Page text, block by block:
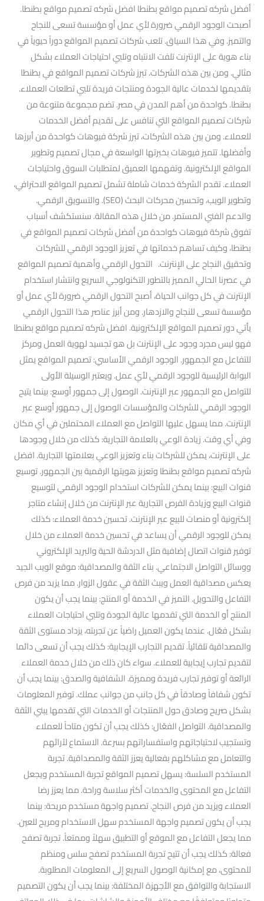
أفضل شركه تصميم مواقع بطنطا افضل شركه تصميم مواقع بطنطا.
أصبحت الوجود الرقمي ضرورة لأي عمل أو مؤسسة تسعى للنجاح
والتميز. وفي هذا السياق. تلعب شركات تصميم المواقع دوراً حيوياً في
بناء هوية على الإنترنت تلفت الانتباه وتلبي احتياجات العملاء بشكل
مثالي. ومن بين هذه الشركات. تبرز شركات تصميم المواقع في بطنطا
بتقديمها لخدمات عالية الجودة ومنتجات فريدة تلبي تطلعات العملاء.
بطنطا. كواحدة من أهم المدن في مصر. تضم مجموعة متنوعة من
شركات تصميم المواقع التي تنافس على تقديم أفضل الخدمات
للعملاء. ومن بين هذه الشركات، تبرز شركة فيوهات كواحدة من أبرزها
وأفضلها. تتميز فيوهات بخبرتها الواسعة في مجال تصميم وتطوير
المواقع الإلكترونية. وتفهمها العميق لمتطلبات السوق واحتياجات
العملاء. تقدم الشركة خدمات شاملة تشمل تصميم المواقع الاحترافي،
وتطوير الويب، وتحسين محركات البحث (SEO). والتسويق الرقمي.
والدعم الفني المستمر. من خلال هذه المقالة. سنستكشف أسباب
تفوق شركة فيوهات كواحدة من أفضل شركات تصميم المواقع في
بطنطا، وكيف تساهم خدماتها في تعزيز الوجود الرقمي للشركات
وتحقيق النجاح على الإنترنت. التحول الرقمي وأهمية تصميم المواقع
في عصرنا الحالي المميز بالتطور التكنولوجي السريع وانتشار استخدام
الإنترنت في كل جوانب الحياة، أصبح التحول الرقمي ضرورة لأي عمل أو
مؤسسة تسعى للنجاح والازدهار. ومن أبرز عناصر هذا التحول الرقمي
يأتي دور تصميم المواقع الإلكترونية. افضل شركه تصميم مواقع بطنطا
فهو ليس مجرد وجود على الإنترنت بل هو تجسيد لهوية العمل ومركز
للتفاعل مع الجمهور. الوجود الرقمي الأساسي: تصميم المواقع يمثل
البوابة الرئيسية للوجود الرقمي لأي عمل. ويعتبر الوسيلة الأولى
للتواصل مع الجمهور عبر الإنترنت. الوصول إلى جمهور أوسع: بينما يتيح
الوجود الرقمي للشركات والمؤسسات الوصول إلى جمهور أوسع عبر
الإنترنت. مما يسهل عليها التواصل مع العملاء المحتملين في أي مكان
وفي أي وقت. زيادة الوعي بالعلامة التجارية: كذلك من خلال وجودها
على الإنترنت، يمكن للشركات بناء وتعزيز الوعي بعلامتها التجارية. افضل
شركه تصميم مواقع بطنطا وتعزيز هويتها الرقمية بين الجمهور. توسيع
قنوات البيع: بينما يمكن للشركات استخدام الوجود الرقمي لتوسيع
قنوات البيع وزيادة الفرص التجارية عبر الإنترنت من خلال إنشاء متاجر
إلكترونية أو منصات للبيع عبر الإنترنت. تحسين خدمة العملاء: كذلك
يمكن للوجود الرقمي أن يساعد في تحسين خدمة العملاء من خلال
توفير قنوات اتصال إضافية مثل الدردشة الحية والبريد الإلكتروني
ووسائل التواصل الاجتماعي. بناء الثقة والمصداقية: موقع الويب الجيد
يعكس مصداقية العمل ويبث الثقة في عقول الزوار. مما يزيد من فرص
التفاعل والتحويل. التميز في الخدمة أو المنتج: بينما يجب أن يكون
المنتج أو الخدمة التي تقدمها عالية الجودة وتلبي احتياجات العملاء
بشكل فعّال. عندما يكون العميل راضياً عن تجربته، يزداد مستوى الثقة
والمصداقية تلقائياً. تقديم التجارب الإيجابية: كذلك يجب أن تسعى دائما
لتقديم تجارب إيجابية للعملاء. سواء كان ذلك من خلال خدمة العملاء
الرائعة أو توفير تجارب فريدة ومميزة. الشفافية والصدق: بينما يجب أن
تكون شفافاً وصادقاً في كل جانب من جوانب عملك. توفير المعلومات
بشكل صريح وصادق حول المنتجات أو الخدمات التي تقدمها يبني الثقة
والمصداقية. التواصل الفعّال: كذلك يجب أن تكون متاحاً للعملاء
وتستجيب لاحتياجاتهم واستفساراتهم بسرعة. الاستماع لآرائهم
والتعامل مع مشاكلهم بفعالية يعزز الثقة والمصداقية. تجربة
المستخدم السلسة: يسهل تصميم المواقع تجربة المستخدم ويجعل
التفاعل مع المحتوى والخدمات أكثر سلاسة وراحة. مما يعزز رضا
العملاء ويزيد من فرص النجاح. تصميم واجهة مستخدم مريحة: بينما
يجب أن يكون تصميم واجهة المستخدم سهل الاستخدام ومريح للعين.
مما يجعل التفاعل مع الموقع أو التطبيق سهلاً وممتعاً. تجربة تصفح
فعالة: كذلك يجب أن تتيح تجربة المستخدم تصفح سلس ومنظم
للمحتوى، مع إمكانية الوصول السريع إلى المعلومات المطلوبة.
الاستجابة والتوافق مع الأجهزة المختلفة: بينما يجب أن يكون التصميم